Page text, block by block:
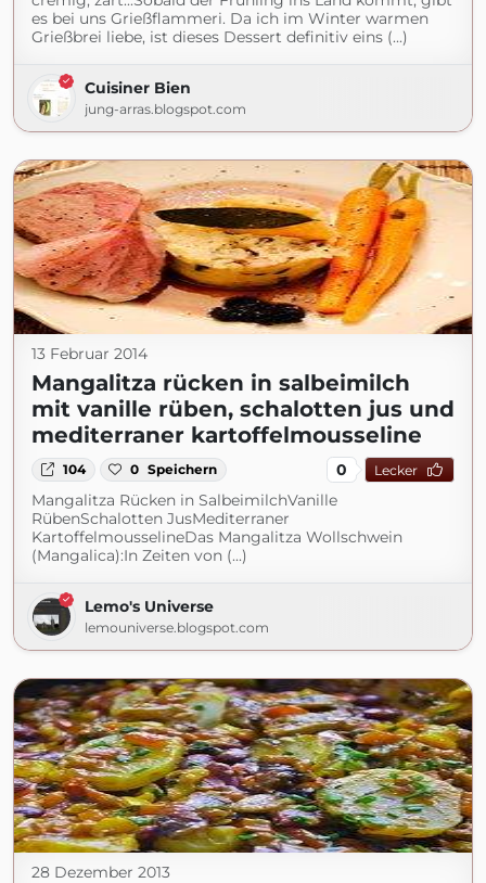
es bei uns Grießflammeri. Da ich im Winter warmen
Grießbrei liebe, ist dieses Dessert definitiv eins (...)
Cuisiner Bien
jung-arras.blogspot.com
13 Februar 2014
Mangalitza rücken in salbeimilch
mit vanille rüben, schalotten jus und
mediterraner kartoffelmousseline
104 0 Speichern 0 Lecker
Mangalitza Rücken in SalbeimilchVanille
RübenSchalotten JusMediterraner
KartoffelmousselineDas Mangalitza Wollschwein
(Mangalica):In Zeiten von (...)
Lemo's Universe
lemouniverse.blogspot.com
28 Dezember 2013